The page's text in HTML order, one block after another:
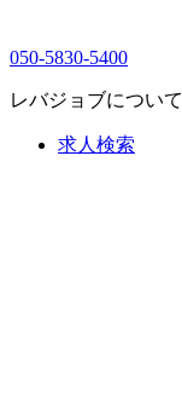
050-5830-5400
レバジョブについて
求人検索